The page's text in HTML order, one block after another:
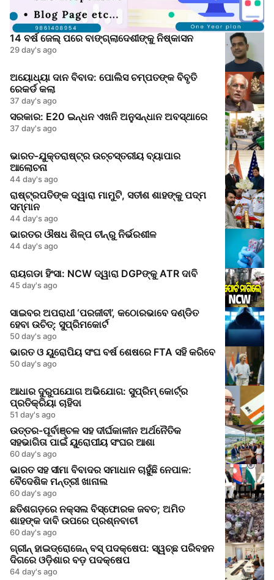
14 ବର୍ଷ ଜେଲ୍ ପରେ ବାଙ୍ଗ୍ଲାଦେଶୀଙ୍କୁ ନିଷ୍କାସନ
29 day's ago
ଅୟୋଧ୍ୟା ଦାନ ବିବାଦ: ପୋଲିସ ଚମ୍ପତଙ୍କ ବିବୃତି
ରେକର୍ଡ କଲା
37 day's ago
ସରକାର: E20 ଇନ୍ଧନ ଏଖନି ଅନୁସନ୍ଧାନ ଅବସ୍ଥାରେ
37 day's ago
ଭାରତ-ଯୁକ୍ତରାଷ୍ଟ୍ର ଉଚ୍ଚସ୍ତରୀୟ ବ୍ୟାପାର
ଆଲୋଚନା
44 day's ago
ରାଷ୍ଟ୍ରପତିଙ୍କ ଦ୍ୱାରା ମାମୁଟି, ସତୀଶ ଶାହଙ୍କୁ ପଦ୍ମ
ସମ୍ମାନ
44 day's ago
ଭାରତର ଔଷଧ ଶିଳ୍ପ ଚୀନ୍‌ରୁ ନିର୍ଭରଶୀଳ
44 day's ago
ରାୟଗଡା ହିଂସା: NCW ଦ୍ୱାରା DGPଙ୍କୁ ATR ଦାବି
45 day's ago
ସାଇବର ଅପରାଧୀ ‘ପରଜୀବୀ’, କଠୋରଭାବେ ଦଣ୍ଡିତ
ହେବା ଉଚିତ୍: ସୁପ୍ରିମକୋର୍ଟ
50 day's ago
ଭାରତ ଓ ୟୁରୋପିୟ ସଂଘ ବର୍ଷ ଶେଷରେ FTA ସହି କରିବେ
50 day's ago
ଆଧାର ଦୁରୁପଯୋଗ ଅଭିଯୋଗ: ସୁପ୍ରିମ୍ କୋର୍ଟ୍‌ର
ପ୍ରତିକ୍ରିୟା ଚାହିଦା
51 day's ago
ଉତ୍ତର-ପୂର୍ବାଞ୍ଚଳ ସହ ଦୀର୍ଘକାଳୀନ ଅର୍ଥନୈତିକ
ସହଭାଗିତା ପାଇଁ ୟୁରୋପୀୟ ସଂଘର ଆଶା
60 day's ago
ଭାରତ ସହ ସୀମା ବିବାଦର ସମାଧାନ ଚାହୁଁଛି ନେପାଳ:
ବୈଦେଶିକ ମନ୍ତ୍ରୀ ଖାନାଲ
60 day's ago
ଛତିଶଗଡ଼ରେ ନକ୍ସଲ ବିସ୍ଫୋରକ ଜବତ; ଅମିତ
ଶାହଙ୍କ ଦାବି ଉପରେ ପ୍ରଶ୍ନବାଚୀ
60 day's ago
ଗ୍ରୀନ୍ ହାଇଡ୍ରୋଜେନ୍ ବସ୍ ପଦକ୍ଷେପ: ସ୍ୱଚ୍ଛ ପରିବହନ
ଦିଗରେ ଓଡ଼ିଶାର ବଡ଼ ପଦକ୍ଷେପ
64 day's ago